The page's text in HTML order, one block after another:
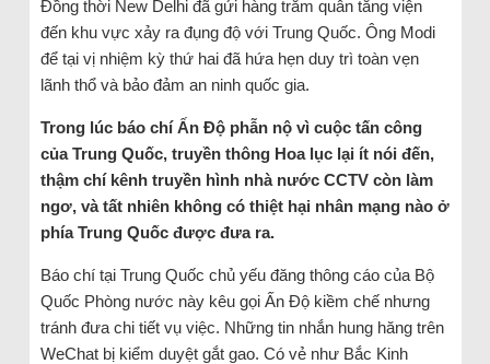
Đồng thời New Delhi đã gửi hàng trăm quân tăng viện
đến khu vực xảy ra đụng độ với Trung Quốc. Ông Modi
để tại vị nhiệm kỳ thứ hai đã hứa hẹn duy trì toàn vẹn
lãnh thổ và bảo đảm an ninh quốc gia.
Trong lúc báo chí Ấn Độ phẫn nộ vì cuộc tấn công
của Trung Quốc, truyền thông Hoa lục lại ít nói đến,
thậm chí kênh truyền hình nhà nước CCTV còn làm
ngơ, và tất nhiên không có thiệt hại nhân mạng nào ở
phía Trung Quốc được đưa ra.
Báo chí tại Trung Quốc chủ yếu đăng thông cáo của Bộ
Quốc Phòng nước này kêu gọi Ấn Độ kiềm chế nhưng
tránh đưa chi tiết vụ việc. Những tin nhắn hung hăng trên
WeChat bị kiểm duyệt gắt gao. Có vẻ như Bắc Kinh